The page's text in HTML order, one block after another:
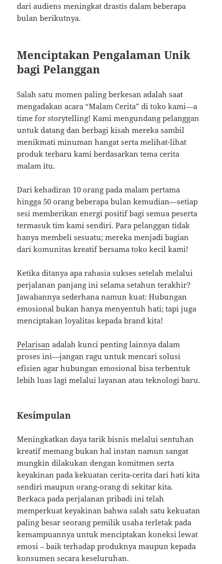
dari audiens meningkat drastis dalam beberapa
bulan berikutnya.
Menciptakan Pengalaman Unik
bagi Pelanggan
Salah satu momen paling berkesan adalah saat
mengadakan acara “Malam Cerita” di toko kami—a
time for storytelling! Kami mengundang pelanggan
untuk datang dan berbagi kisah mereka sambil
menikmati minuman hangat serta melihat-lihat
produk terbaru kami berdasarkan tema cerita
malam itu.
Dari kehadiran 10 orang pada malam pertama
hingga 50 orang beberapa bulan kemudian—setiap
sesi memberikan energi positif bagi semua peserta
termasuk tim kami sendiri. Para pelanggan tidak
hanya membeli sesuatu; mereka menjadi bagian
dari komunitas kreatif bersama toko kecil kami!
Ketika ditanya apa rahasia sukses setelah melalui
perjalanan panjang ini selama setahun terakhir?
Jawabannya sederhana namun kuat: Hubungan
emosional bukan hanya menyentuh hati; tapi juga
menciptakan loyalitas kepada brand kita!
Pelarisan adalah kunci penting lainnya dalam
proses ini—jangan ragu untuk mencari solusi
efisien agar hubungan emosional bisa terbentuk
lebih luas lagi melalui layanan atau teknologi baru.
Kesimpulan
Meningkatkan daya tarik bisnis melalui sentuhan
kreatif memang bukan hal instan namun sangat
mungkin dilakukan dengan komitmen serta
keyakinan pada kekuatan cerita-cerita dari hati kita
sendiri maupun orang-orang di sekitar kita.
Berkaca pada perjalanan pribadi ini telah
memperkuat keyakinan bahwa salah satu kekuatan
paling besar seorang pemilik usaha terletak pada
kemampuannya untuk menciptakan koneksi lewat
emosi – baik terhadap produknya maupun kepada
konsumen secara keseluruhan.